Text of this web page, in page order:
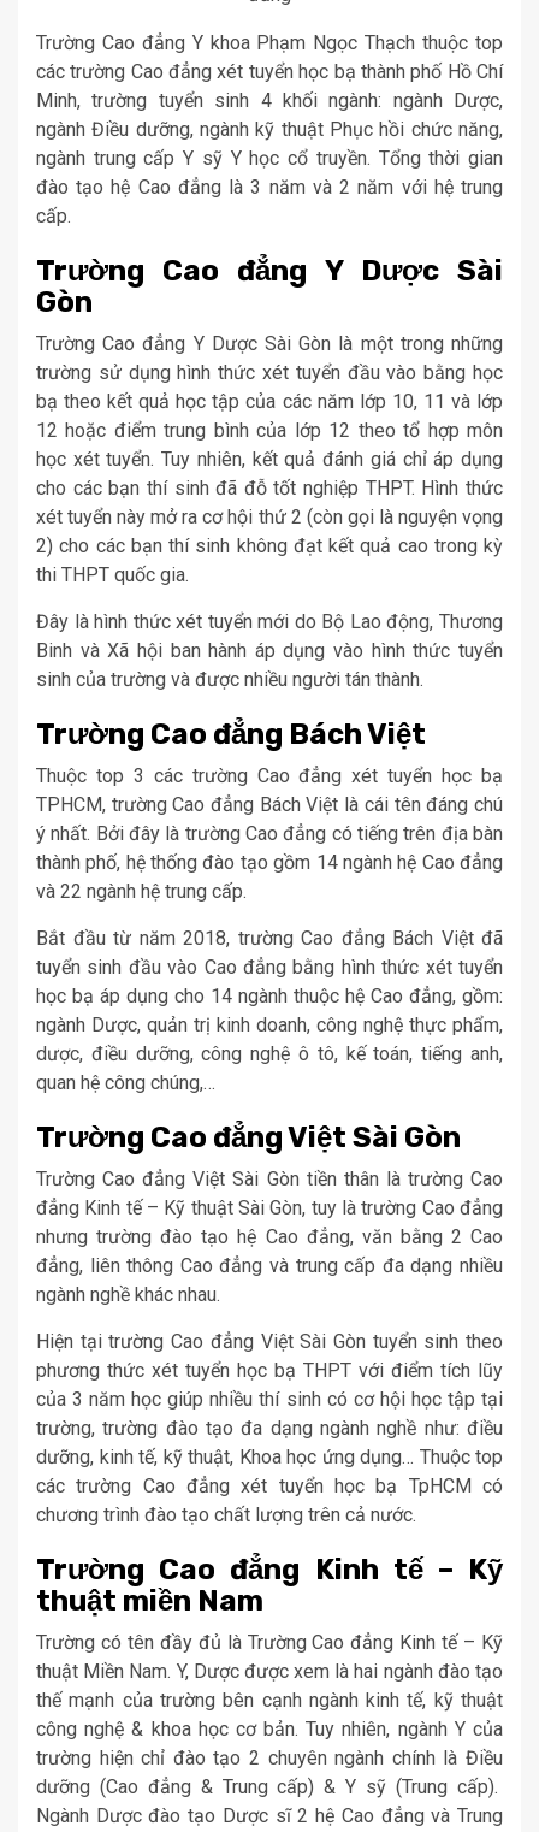
Trường Cao đẳng Y khoa Phạm Ngọc Thạch thuộc top
các trường Cao đẳng xét tuyển học bạ thành phố Hồ Chí
Minh, trường tuyển sinh 4 khối ngành: ngành Dược,
ngành Điều dưỡng, ngành kỹ thuật Phục hồi chức năng,
ngành trung cấp Y sỹ Y học cổ truyền. Tổng thời gian
đào tạo hệ Cao đẳng là 3 năm và 2 năm với hệ trung
cấp.
Trường Cao đẳng Y Dược Sài
Gòn
Trường Cao đẳng Y Dược Sài Gòn là một trong những
trường sử dụng hình thức xét tuyển đầu vào bằng học
bạ theo kết quả học tập của các năm lớp 10, 11 và lớp
12 hoặc điểm trung bình của lớp 12 theo tổ hợp môn
học xét tuyển. Tuy nhiên, kết quả đánh giá chỉ áp dụng
cho các bạn thí sinh đã đỗ tốt nghiệp THPT. Hình thức
xét tuyển này mở ra cơ hội thứ 2 (còn gọi là nguyện vọng
2) cho các bạn thí sinh không đạt kết quả cao trong kỳ
thi THPT quốc gia.
Đây là hình thức xét tuyển mới do Bộ Lao động, Thương
Binh và Xã hội ban hành áp dụng vào hình thức tuyển
sinh của trường và được nhiều người tán thành.
Trường Cao đẳng Bách Việt
Thuộc top 3 các trường Cao đẳng xét tuyển học bạ
TPHCM, trường Cao đẳng Bách Việt là cái tên đáng chú
ý nhất. Bởi đây là trường Cao đẳng có tiếng trên địa bàn
thành phố, hệ thống đào tạo gồm 14 ngành hệ Cao đẳng
và 22 ngành hệ trung cấp.
Bắt đầu từ năm 2018, trường Cao đẳng Bách Việt đã
tuyển sinh đầu vào Cao đẳng bằng hình thức xét tuyển
học bạ áp dụng cho 14 ngành thuộc hệ Cao đẳng, gồm:
ngành Dược, quản trị kinh doanh, công nghệ thực phẩm,
dược, điều dưỡng, công nghệ ô tô, kế toán, tiếng anh,
quan hệ công chúng,…
Trường Cao đẳng Việt Sài Gòn
Trường Cao đẳng Việt Sài Gòn tiền thân là trường Cao
đẳng Kinh tế – Kỹ thuật Sài Gòn, tuy là trường Cao đẳng
nhưng trường đào tạo hệ Cao đẳng, văn bằng 2 Cao
đẳng, liên thông Cao đẳng và trung cấp đa dạng nhiều
ngành nghề khác nhau.
Hiện tại trường Cao đẳng Việt Sài Gòn tuyển sinh theo
phương thức xét tuyển học bạ THPT với điểm tích lũy
của 3 năm học giúp nhiều thí sinh có cơ hội học tập tại
trường, trường đào tạo đa dạng ngành nghề như: điều
dưỡng, kinh tế, kỹ thuật, Khoa học ứng dụng… Thuộc top
các trường Cao đẳng xét tuyển học bạ TpHCM có
chương trình đào tạo chất lượng trên cả nước.
Trường Cao đẳng Kinh tế – Kỹ
thuật miền Nam
Trường có tên đầy đủ là Trường Cao đẳng Kinh tế – Kỹ
thuật Miền Nam. Y, Dược được xem là hai ngành đào tạo
thế mạnh của trường bên cạnh ngành kinh tế, kỹ thuật
công nghệ & khoa học cơ bản. Tuy nhiên, ngành Y của
trường hiện chỉ đào tạo 2 chuyên ngành chính là Điều
dưỡng (Cao đẳng & Trung cấp) & Y sỹ (Trung cấp).
Ngành Dược đào tạo Dược sĩ 2 hệ Cao đẳng và Trung